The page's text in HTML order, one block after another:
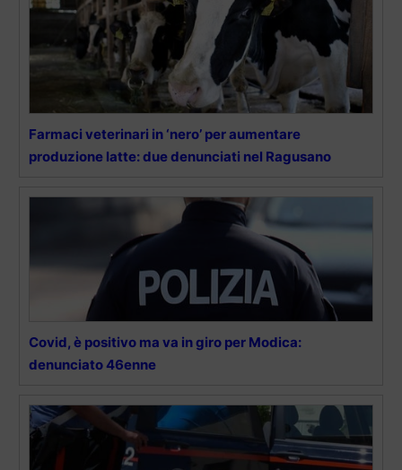
Farmaci veterinari in ‘nero’ per aumentare
produzione latte: due denunciati nel Ragusano
Covid, è positivo ma va in giro per Modica:
denunciato 46enne